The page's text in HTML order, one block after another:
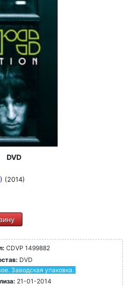
DVD
(2014)
CDVP 1499882
DVD
Заводская упаковка.
21-01-2014